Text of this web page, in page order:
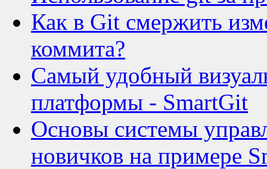
Как в Git смержить
коммита?
Самый удобный
платформы - SmartGit
Основы системы
новичков на примере